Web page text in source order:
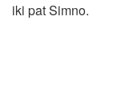
iki pat Simno.